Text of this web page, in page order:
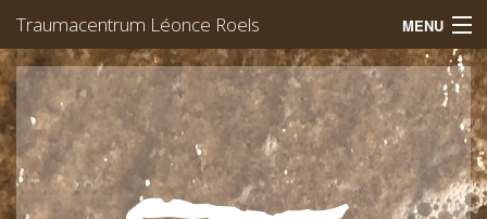
Traumacentrum Léonce Roels MENU
Welkom
Trauma
EMDR